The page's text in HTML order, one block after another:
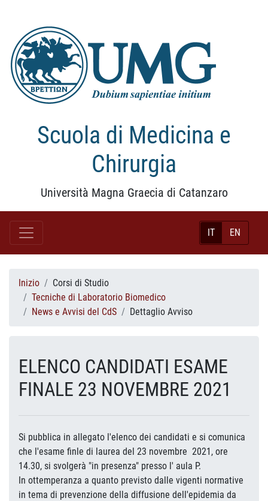
Scuola di Medicina e
Chirurgia
Università Magna Graecia di Catanzaro
IT EN
Inizio
Corsi di Studio
Tecniche di Laboratorio Biomedico
News e Avvisi del CdS
Dettaglio Avviso
ELENCO CANDIDATI ESAME
FINALE 23 NOVEMBRE 2021
Si pubblica in allegato l'elenco dei candidati e si comunica
che l'esame finle di laurea del 23 novembre 2021, ore
14.30, si svolgerà "in presenza" presso l' aula P.
In ottemperanza a quanto previsto dalle vigenti normative
in tema di prevenzione della diffusione dell'epidemia da